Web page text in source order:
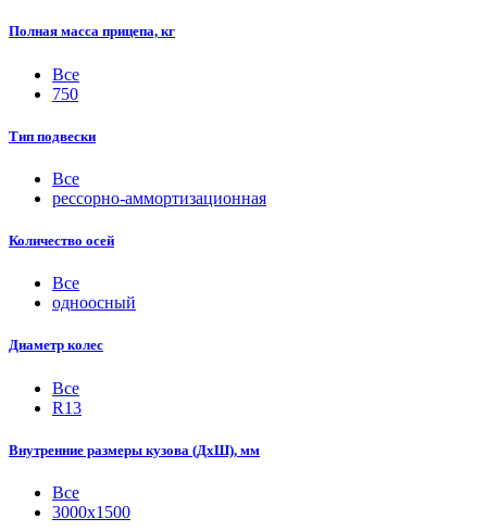
Полная масса прицепа, кг
Все
750
Тип подвески
Все
рессорно-аммортизационная
Количество осей
Все
одноосный
Диаметр колес
Все
R13
Внутренние размеры кузова (ДхШ), мм
Все
3000х1500